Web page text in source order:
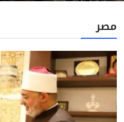
مصر